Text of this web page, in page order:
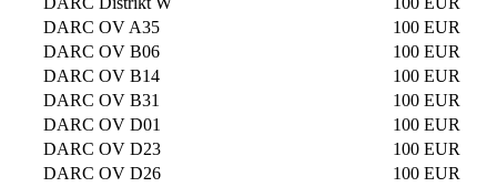
DARC OV A35
100 EUR
DARC OV B06
100 EUR
DARC OV B14
100 EUR
DARC OV B31
100 EUR
DARC OV D01
100 EUR
DARC OV D23
100 EUR
DARC OV D26
100 EUR